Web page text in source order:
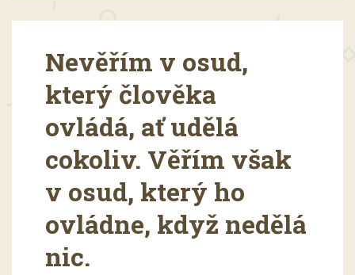
Nevěřím v osud,
který člověka
ovládá, ať udělá
cokoliv. Věřím však
v osud, který ho
ovládne, když nedělá
nic.